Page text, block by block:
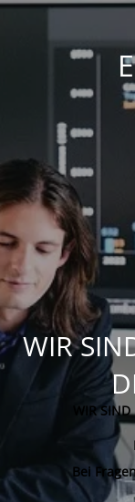
WIR
WIR
Bei